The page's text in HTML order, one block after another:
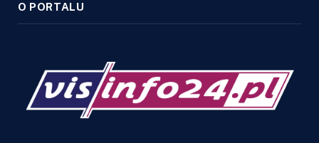
O PORTALU